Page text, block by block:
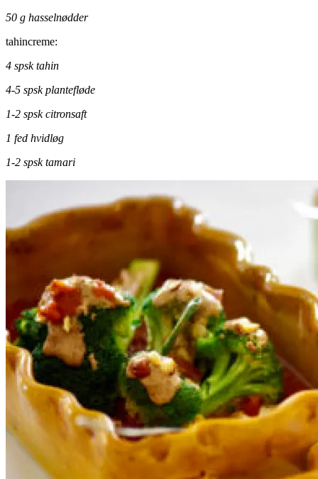
50 g hasselnødder
tahincreme:
4 spsk tahin
4-5 spsk plantefløde
1-2 spsk citronsaft
1 fed hvidløg
1-2 spsk tamari